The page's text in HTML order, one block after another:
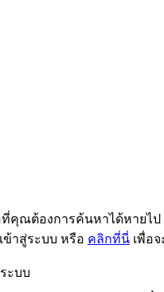
คุณต้องการค้นหาได้หายไ
ข้าสู่ระบบ หรือ คลิกที่นี่ เพื่อ
ะบบ